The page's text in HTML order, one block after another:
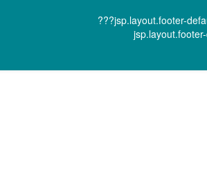
???jsp.layout.footer-